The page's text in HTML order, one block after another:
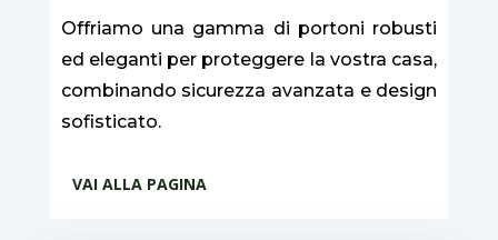
Offriamo una gamma di portoni robusti
ed eleganti per proteggere la vostra casa,
combinando sicurezza avanzata e design
sofisticato.
VAI ALLA PAGINA